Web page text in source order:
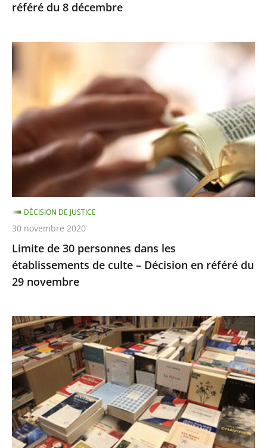
référé du 8 décembre
Limite
30
personnes
dans
les
établissements
de
culte
–
Décision
en
référé
du
29
Limite de 30 personnes dans les
établissements de culte – Décision en référé du
29 novembre
DÉCISION DE JUSTICE
30 novembre 2020
Fermeture
des
librairies,
Décision
en
référé
du
13